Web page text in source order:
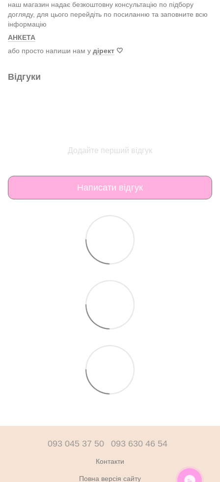
наш магазин надає безкоштовну консультацію по підбору
догляду, для цього перейдіть по посиланню та заповните всю
інформацію
АНКЕТА
або просто напиши нам у дірект 🤍
Відгуки
Додайте перший відгук
Написати відгук
093 045 37 50 093 630 46 54
Контакти
Повна версія сайту ОНЛАЙН ЧАТ